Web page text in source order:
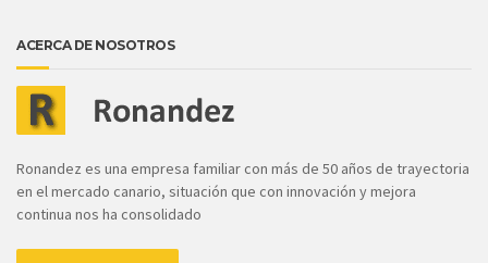
ACERCA DE NOSOTROS
Ronandez es una empresa familiar con más de 50 años de trayectoria
en el mercado canario, situación que con innovación y mejora
continua nos ha consolidado